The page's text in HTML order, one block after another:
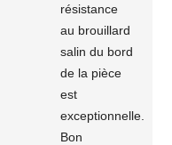
résistance
au brouillard
salin du bord
de la pièce
est
exceptionnelle.
Bon